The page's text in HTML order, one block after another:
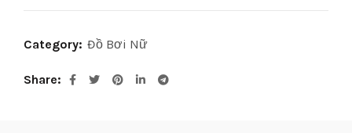
Category: Đồ Bơi Nữ
Share